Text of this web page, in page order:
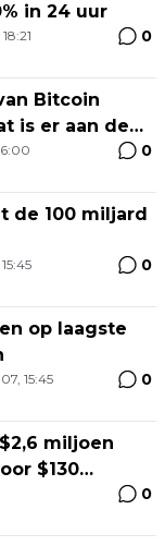
in 24 uur
0
Bitcoin
is er aan de
0
de 100 miljard
0
op laagste
15:45 0
miljoen
$130
0